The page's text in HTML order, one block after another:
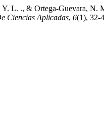
L. ., & Ortega-Guevara,
Ciencias Aplicadas, 6(1), 32-